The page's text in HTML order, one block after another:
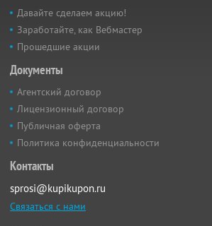
Давайте сделаем акцию!
Заработайте, как Вебмастер
Прошедшие акции
Документы
Агентский договор
Лицензионный договор
Публичная оферта
Политика конфиденциальности
Контакты
sprosi@kupikupon.ru
Связаться с нами